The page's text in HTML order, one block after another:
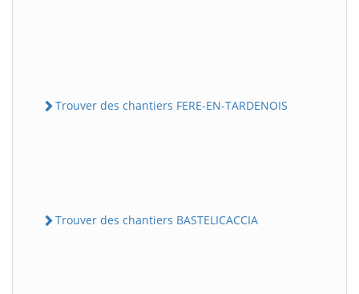
Trouver des chantiers FERE-EN-TARDENOIS
Trouver des chantiers BASTELICACCIA